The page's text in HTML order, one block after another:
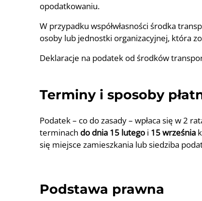
opodatkowaniu.
W przypadku współwłasności środka
osoby lub jednostki organizacyjnej, która
Deklaracje na podatek od środków
Terminy i sposoby
Podatek – co do zasady – wpłaca się w 2
terminach do dnia 15 lutego i 15 września
się miejsce zamieszkania lub siedziba
Podstawa prawna